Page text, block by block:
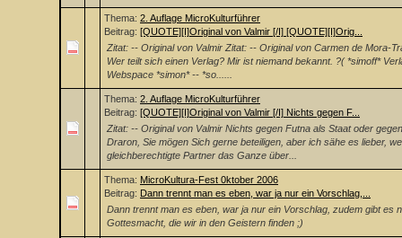
Thema: 2. Auflage MicroKulturführer
Beitrag: [QUOTE][I]Original von Valmir [/I] [QUOTE][I]Orig...
Zitat: -- Original von Valmir Zitat: -- Original von Carmen de Mora-
Wer teilt sich einen Verlag? Mir ist niemand bekannt. ?( *simoff*
Webspace *simon* -- *so......
Thema: 2. Auflage MicroKulturführer
Beitrag: [QUOTE][I]Original von Valmir [/I] Nichts gegen F...
Zitat: -- Original von Valmir Nichts gegen Futna als Staat oder
Draron, Sie mögen Sich gerne beteiligen, aber ich sähe es lieber,
gleichberechtigte Partner das Ganze über...
Thema: MicroKultura-Fest 0ktober 2006
Beitrag: Dann trennt man es eben, war ja nur ein Vorschlag,...
Dann trennt man es eben, war ja nur ein Vorschlag, zudem gibt es
Gottesmacht, die wir in den Geistern finden ;)